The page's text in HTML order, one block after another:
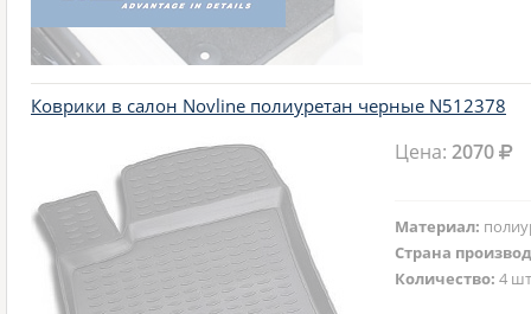
Коврики в салон Novline полиуретан черные N512378
Цена:2070
Материал:
Страна
Количество:4